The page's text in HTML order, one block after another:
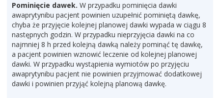
Pominięcie dawek. W przypadku pominięcia dawki
awaprytynibu pacjent powinien uzupełnić pominiętą dawkę,
chyba że przyjęcie kolejnej planowej dawki wypada w ciągu 8
następnych godzin. W przypadku nieprzyjęcia dawki na co
najmniej 8 h przed kolejną dawką należy pominąć tę dawkę,
a pacjent powinien wznowić leczenie od kolejnej planowej
dawki. W przypadku wystąpienia wymiotów po przyjęciu
awaprytynibu pacjent nie powinien przyjmować dodatkowej
dawki i powinien przyjąć kolejną planową dawkę.